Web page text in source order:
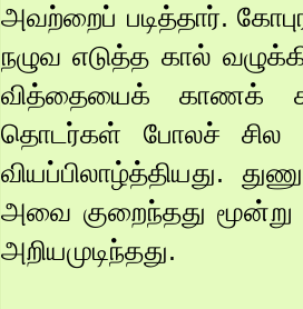
அவற்றைப் படித்தார்.
நழுவ எடுத்த கால்
வித்தையைக் காணக்
தொடர்கள் போலச் சில
வியப்பிலாழ்த்தியது.
அவை குறைந்தது
அறியமுடிந்தது.